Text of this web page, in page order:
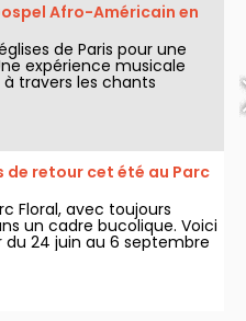
Afro-Américain en
de Paris pour une
expérience musicale
travers les chants
de retour cet été au Parc
Floral, avec toujours
un cadre bucolique. Voici
24 juin au 6 septembre